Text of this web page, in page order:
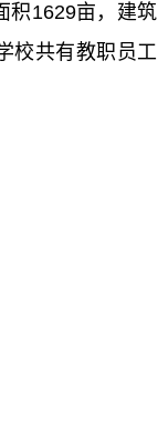
积1629亩，建筑
校共有教职员工